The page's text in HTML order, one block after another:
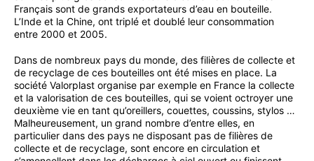
Français sont de grands exportateurs d’eau en bouteille.
L’Inde et la Chine, ont triplé et doublé leur consommation
entre 2000 et 2005.
Dans de nombreux pays du monde, des filières de collecte et
de recyclage de ces bouteilles ont été mises en place. La
société Valorplast organise par exemple en France la collecte
et la valorisation de ces bouteilles, qui se voient octroyer une
deuxième vie en tant qu’oreillers, couettes, coussins, stylos …
Malheureusement, un grand nombre d’entre elles, en
particulier dans des pays ne disposant pas de filières de
collecte et de recyclage, sont encore en circulation et